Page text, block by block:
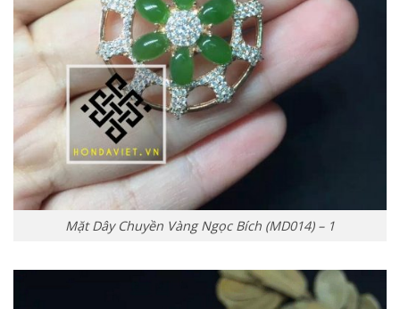
Mặt Dây Chuyền Vàng Ngọc Bích (MD014) – 1